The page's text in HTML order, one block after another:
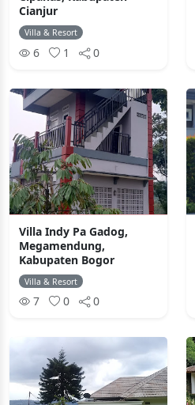
Cianjur
Villa & Resort
6 1 0
Villa Indy Pa Gadog,
Megamendung,
Kabupaten Bogor
Villa & Resort
7 0 0